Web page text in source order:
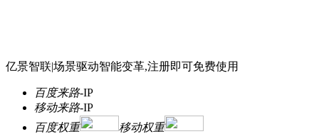
亿景智联|场景驱动智能变革,注册即可免费使用
百度来路-IP
移动来路-IP
百度权重
移动权重